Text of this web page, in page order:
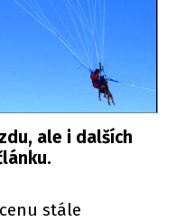
ale i dalších
stále